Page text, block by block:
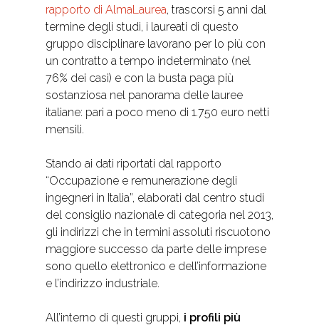
rapporto di AlmaLaurea, trascorsi 5 anni dal
termine degli studi, i laureati di questo
gruppo disciplinare lavorano per lo più con
un contratto a tempo indeterminato (nel
76% dei casi) e con la busta paga più
sostanziosa nel panorama delle lauree
italiane: pari a poco meno di 1.750 euro netti
mensili.
Stando ai dati riportati dal rapporto
“Occupazione e remunerazione degli
ingegneri in Italia”, elaborati dal centro studi
del consiglio nazionale di categoria nel 2013,
gli indirizzi che in termini assoluti riscuotono
maggiore successo da parte delle imprese
sono quello elettronico e dell’informazione
e l’indirizzo industriale.
All’interno di questi gruppi, i profili più